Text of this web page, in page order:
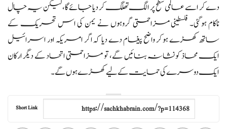
دے کر اسے عالمی سطح پر الگ تھلگ کر دیا جائے گا، لیکن یہ چال
ناکام ہوگئی۔ فلسطینی مزاحمتی گروہوں نے یمن کی اس تحریک کے
ساتھ کھڑے ہو کر واضح پیغام دے دیا کہ اگر امریکہ اور اسرائیل
ایک محاذ کو نشانہ بنائیں گے، تو مزاحمتی اتحاد کے دیگر ارکان
ایک دوسرے کی حمایت کے لیے کھڑے ہوں گے۔
Short Link